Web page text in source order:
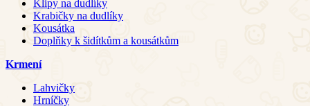
Klipy na dudlíky
Krabičky na dudlíky
Kousátka
Doplňky k šidítkům a kousátkům
Krmení
Lahvičky
Hrníčky